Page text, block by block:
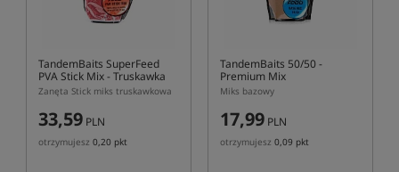
TandemBaits SuperFeed
PVA Stick Mix- Truskawka
Kremowa
Zanęta Stick miks truskawkowa
33,59 PLN
otrzymujesz 0,20 pkt
TandemBaits 50/50 -
Premium Mix
Miks bazowy
17,99 PLN
otrzymujesz 0,09 pkt